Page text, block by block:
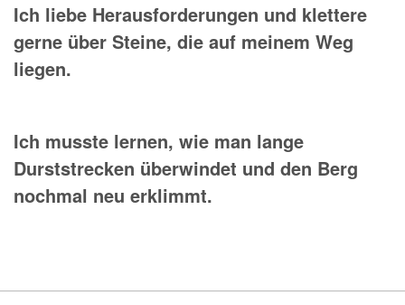
Ich liebe Herausforderungen und klettere
gerne über Steine, die auf meinem Weg
liegen.
Ich musste lernen, wie man lange
Durststrecken überwindet und den Berg
nochmal neu erklimmt.